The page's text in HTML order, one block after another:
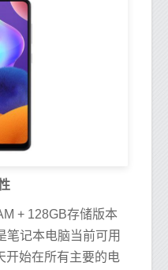
+ 128GB存储版本
笔记本电脑当前可用
开始在所有主要的电